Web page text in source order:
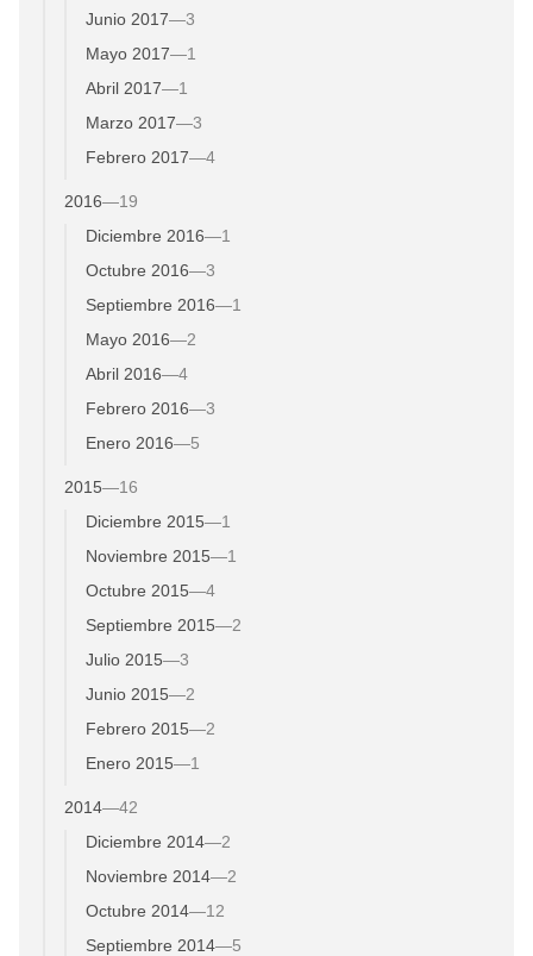
Junio 2017—3
Mayo 2017—1
Abril 2017—1
Marzo 2017—3
Febrero 2017—4
2016—19
Diciembre 2016—1
Octubre 2016—3
Septiembre 2016—1
Mayo 2016—2
Abril 2016—4
Febrero 2016—3
Enero 2016—5
2015—16
Diciembre 2015—1
Noviembre 2015—1
Octubre 2015—4
Septiembre 2015—2
Julio 2015—3
Junio 2015—2
Febrero 2015—2
Enero 2015—1
2014—42
Diciembre 2014—2
Noviembre 2014—2
Octubre 2014—12
Septiembre 2014—5